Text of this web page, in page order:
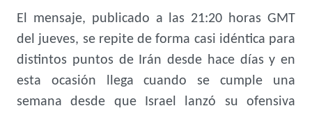
El mensaje, publicado a las 21:20 horas GMT
del jueves, se repite de forma casi idéntica para
distintos puntos de Irán desde hace días y en
esta ocasión llega cuando se cumple una
semana desde que Israel lanzó su ofensiva